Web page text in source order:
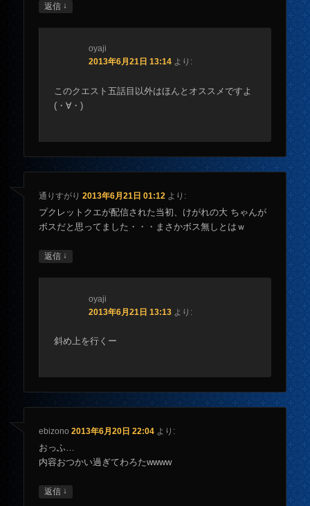
返信 ↓
oyaji
2013年6月21日 13:14 より:
このクエスト五話目以外はほんとオススメですよ
(・∀・)
通りすがり 2013年6月21日 01:12 より:
プクレットクエが配信された当初、けがれの大 ちゃんが
ボスだと思ってました・・・まさかボス無しとはｗ
返信 ↓
oyaji
2013年6月21日 13:13 より:
斜め上を行くー
ebizono 2013年6月20日 22:04 より:
おっふ…
内容おつかい過ぎてわろたwwww
返信 ↓